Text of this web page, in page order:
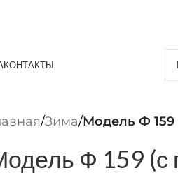
КОНТАКТЫ
/Зима/Модель Ф 159
Ф 159 (с